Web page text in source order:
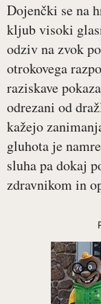
Dojenčki se na
kljub visoki
odziv na zvok
otrokovega
raziskave
odrezani od
kažejo
gluhota je
sluha pa dokaj
zdravnikom in